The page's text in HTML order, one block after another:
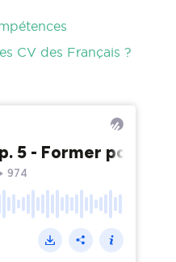
CV des Français ?